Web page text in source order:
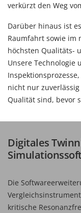
verkürzt den Weg
Darüber hinaus ist
Raumfahrt sowie im
höchsten Qualitäts-
Unsere Technologie
nicht nur
Qualität sind, bevor
Digitales
Die
kritische